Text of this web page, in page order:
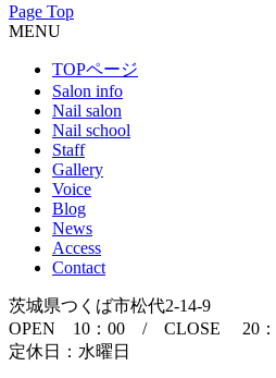
Page Top
MENU
TOPページ
Salon info
Nail salon
Nail school
Staff
Gallery
Voice
Blog
News
Access
Contact
茨城県つくば市松代2-14-9
OPEN 10：00 / CLOSE 20：
定休日：水曜日